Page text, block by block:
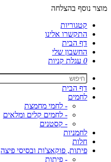
מוצר נוסף בהצלחה
קטגוריות
התקשרו אלינו
דף הבית
החשבון שלי
0 עגלת קניות
דף הבית
לחמים
- לחמי מחמצת
- לחמים קלים ומלאים
- קסטנים
לחמניות
חלות
פיתות, פוקאצ'ות ובסיסי פיצה
- פיתות